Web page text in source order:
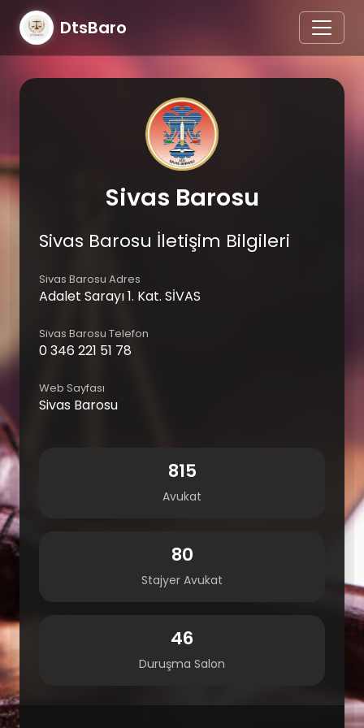
DtsBaro
Sivas Barosu
Sivas Barosu İletişim Bilgileri
Sivas Barosu Adres
Adalet Sarayı 1. Kat. SİVAS
Sivas Barosu Telefon
0 346 221 51 78
Web Sayfası
Sivas Barosu
815
Avukat
80
Stajyer Avukat
46
Duruşma Salon